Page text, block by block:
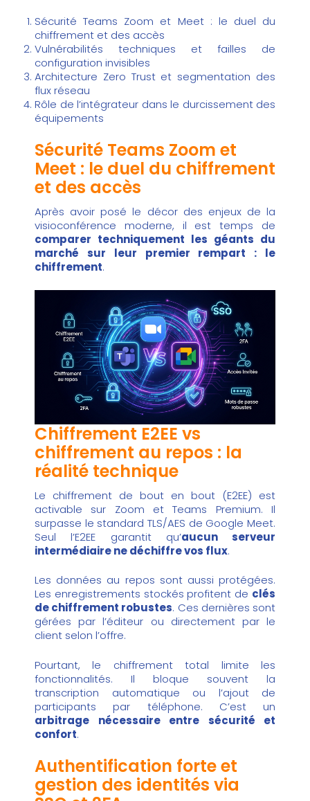
Sécurité Teams Zoom et Meet : le duel du
chiffrement et des accès
Vulnérabilités techniques et failles de
configuration invisibles
Architecture Zero Trust et segmentation des
flux réseau
Rôle de l’intégrateur dans le durcissement des
équipements
Sécurité Teams Zoom et
Meet : le duel du chiffrement
et des accès
Après avoir posé le décor des enjeux de la
visioconférence moderne, il est temps de
comparer techniquement les géants du
marché sur leur premier rempart : le
chiffrement.
Chiffrement E2EE vs
chiffrement au repos : la
réalité technique
Le chiffrement de bout en bout (E2EE) est
activable sur Zoom et Teams Premium. Il
surpasse le standard TLS/AES de Google Meet.
Seul l’E2EE garantit qu’aucun serveur
intermédiaire ne déchiffre vos flux.
Les données au repos sont aussi protégées.
Les enregistrements stockés profitent de clés
de chiffrement robustes. Ces dernières sont
gérées par l’éditeur ou directement par le
client selon l’offre.
Pourtant, le chiffrement total limite les
fonctionnalités. Il bloque souvent la
transcription automatique ou l’ajout de
participants par téléphone. C’est un
arbitrage nécessaire entre sécurité et
confort.
Authentification forte et
gestion des identités via